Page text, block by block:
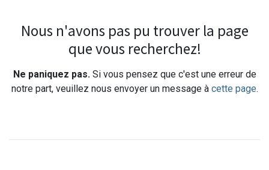
Erreur 404
Nous n'avons pas pu trouver la page
que vous recherchez!
Ne paniquez pas.Si vous pensez que c'est une erreur de
notre part, veuillez nous envoyer un message à cette page.